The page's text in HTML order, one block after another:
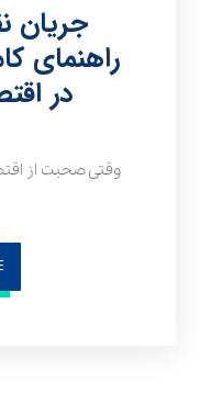
جریان
راهنمای
در
وقتی صحبت از